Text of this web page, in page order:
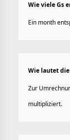
Wie viele Gs
Ein month
Wie lautet
Zur
multipliziert.